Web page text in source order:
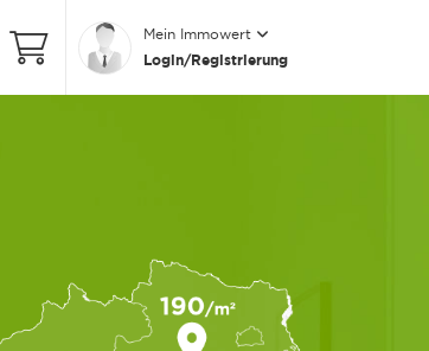
Mein Immowert
Login/Registrierung